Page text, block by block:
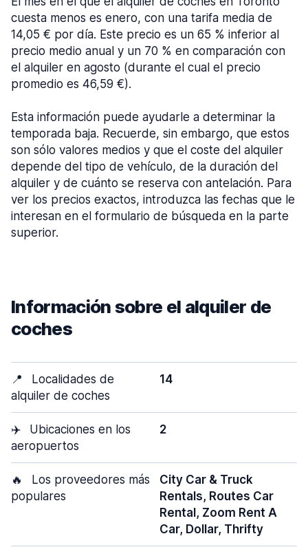
cuesta menos es enero, con una tarifa media de
14,05 € por día. Este precio es un 65 % inferior al
precio medio anual y un 70 % en comparación con
el alquiler en agosto (durante el cual el precio
promedio es 46,59 €).
Esta información puede ayudarle a determinar la
temporada baja. Recuerde, sin embargo, que estos
son sólo valores medios y que el coste del alquiler
depende del tipo de vehículo, de la duración del
alquiler y de cuánto se reserva con antelación. Para
ver los precios exactos, introduzca las fechas que le
interesan en el formulario de búsqueda en la parte
superior.
Información sobre el alquiler de
coches
📍
Localidades de
alquiler de coches
14
✈️
Ubicaciones en los
aeropuertos
2
🔥
Los proveedores más
populares
City Car & Truck
Rentals, Routes Car
Rental, Zoom Rent A
Car, Dollar, Thrifty